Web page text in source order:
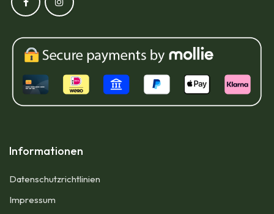
Informationen
Datenschutzrichtlinien
Impressum​